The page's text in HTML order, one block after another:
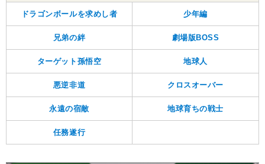
ドラゴンボールを求めし者 少年編
兄弟の絆 劇場版BOSS
ターゲット孫悟空 地球人
悪逆非道 クロスオーバー
永遠の宿敵 地球育ちの戦士
任務遂行